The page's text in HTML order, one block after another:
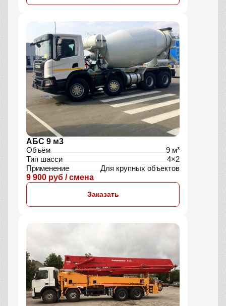
АБС 9 м3
Объём
9 м³
Тип шасси
4×2
Применение
Для крупных объектов
9 900 руб / смена
Заказать